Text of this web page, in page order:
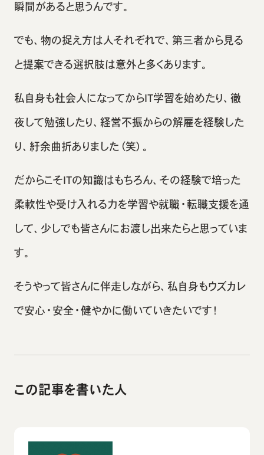
瞬間があると思うんです。
でも、物の捉え方は人それぞれで、第三者から見る
と提案できる選択肢は意外と多くあります。
私自身も社会人になってからIT学習を始めたり、徹
夜して勉強したり、経営不振からの解雇を経験した
り、紆余曲折ありました（笑）。
だからこそITの知識はもちろん、その経験で培った
柔軟性や受け入れる力を学習や就職・転職支援を通
して、少しでも皆さんにお渡し出来たらと思っていま
す。
そうやって皆さんに伴走しながら、私自身もウズカレ
で安心・安全・健やかに働いていきたいです！
この記事を書いた人